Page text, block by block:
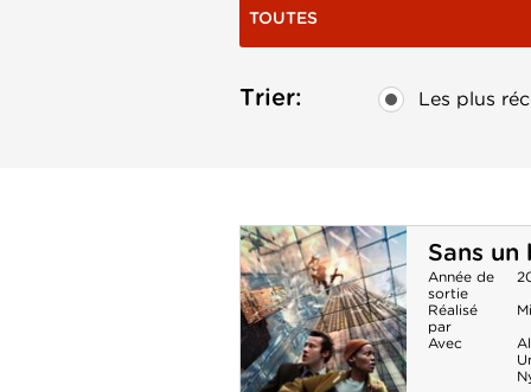
TOUTES
Trier: Les plus
Sans un
Année de
sortie
Réalisé
par
Avec